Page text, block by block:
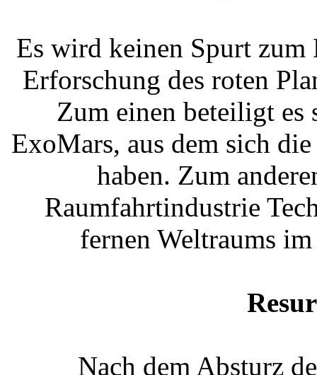
Es wird keinen Spurt zum
Erforschung des roten
Zum einen beteiligt es
ExoMars, aus dem sich
haben. Zum
Raumfahrtindustrie
fernen Weltraums
Nach dem Absturz